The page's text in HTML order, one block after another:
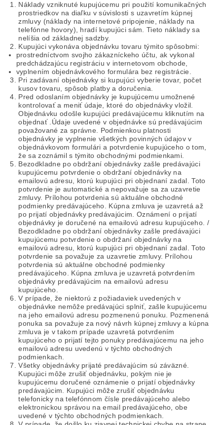
Náklady vzniknuté kupujúcemu pri použití komunikačných
prostriedkov na diaľku v súvislosti s uzavretím kúpnej
zmluvy (náklady na internetové pripojenie, náklady na
telefónne hovory), hradí kupujúci sám. Tieto náklady sa
nelíšia od základnej sadzby.
Kupujúci vykonáva objednávku tovaru týmito spôsobmi:
prostredníctvom svojho zákazníckeho účtu, ak vykonal
predchádzajúcu registráciu v internetovom obchode,
vyplnením objednávkového formulára bez registrácie.
Pri zadávaní objednávky si kupujúci vyberie tovar, počet
kusov tovaru, spôsob platby a doručenia.
Pred odoslaním objednávky je kupujúcemu umožnené
kontrolovať a meniť údaje, ktoré do objednávky vložil.
Objednávku odošle kupujúci predávajúcemu kliknutím na
objednať .Údaje uvedené v objednávke sú predávajúcim
považované za správne. Podmienkou platnosti
objednávky je vyplnenie všetkých povinných údajov v
objednávkovom formulári a potvrdenie kupujúceho o tom,
že sa zoznámil s týmito obchodnými podmienkami.
Bezodkladne po obdržaní objednávky zašle predávajúci
kupujúcemu potvrdenie o obdržaní objednávky na
emailovú adresu, ktorú kupujúci pri objednaní zadal. Toto
potvrdenie je automatické a nepovažuje sa za uzavretie
zmluvy. Prílohou potvrdenia sú aktuálne obchodné
podmienky predávajúceho. Kúpna zmluva je uzavretá až
po prijatí objednávky predávajúcim. Oznámení o prijatí
objednávky je doručené na emailovú adresu kupujúceho. /
Bezodkladne po obdržaní objednávky zašle predávajúci
kupujúcemu potvrdenie o obdržaní objednávky na
emailovú adresu, ktorú kupujúci pri objednaní zadal. Toto
potvrdenie sa považuje za uzavretie zmluvy. Prílohou
potvrdenia sú aktuálne obchodné podmienky
predávajúceho. Kúpna zmluva je uzavretá potvrdením
objednávky predávajúcim na emailovú adresu
kupujúceho.
V prípade, že niektorú z požiadaviek uvedených v
objednávke nemôže predávajúci splniť, zašle kupujúcemu
na jeho emailovú adresu pozmenenú ponuku. Pozmenená
ponuka sa považuje za nový návrh kúpnej zmluvy a kúpna
zmluva je v takom prípade uzavretá potvrdením
kupujúceho o prijatí tejto ponuky predávajúcemu na jeho
emailovú adresu uvedenú v týchto obchodných
podmienkach.
Všetky objednávky prijaté predávajúcim sú záväzné.
Kupujúci môže zrušiť objednávku, pokým nie je
kupujúcemu doručené oznámenie o prijatí objednávky
predávajúcim. Kupujúci môže zrušiť objednávku
telefonicky na telefónnom čísle predávajúceho alebo
elektronickou správou na email predávajúceho, obe
uvedené v týchto obchodných podmienkach.